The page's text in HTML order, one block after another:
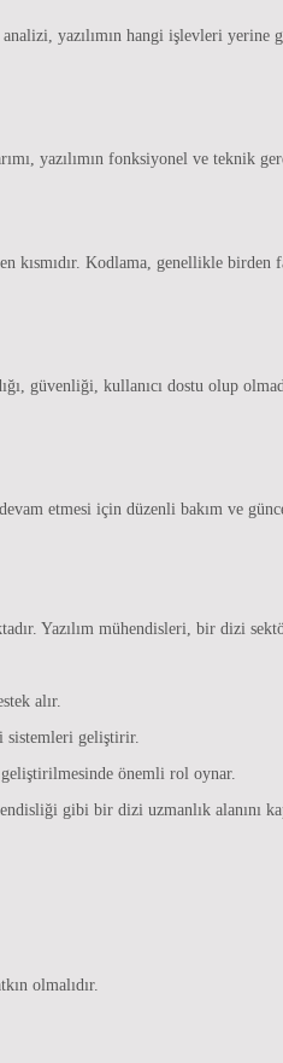
yazılımın hangi işlevleri
yazılımın fonksiyonel ve teknik
kısmıdır. Kodlama, genellikle birden
güvenliği, kullanıcı dostu olup
etmesi için düzenli bakım ve
Yazılım mühendisleri, bir dizi
alır.
sistemleri geliştirir.
önemli rol oynar.
gibi bir dizi uzmanlık alanını
olmalıdır.